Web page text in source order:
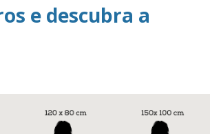
e descubra a